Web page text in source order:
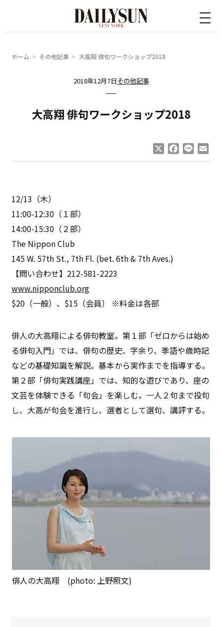
ホーム その他記事 大高翔 俳句ワークショップ2018
2018年12月7日その他記事
大高翔 俳句ワークショップ2018
Facebook
Line
12/13（木）
11:00-12:30（１部）
14:00-15:30（２部）
The Nippon Club
145 W. 57th St., 7th Fl. (bet. 6th & 7th Aves.)
【問い合わせ】212-581-2223
www.nipponclub.org
$20（一般）、$15（会員） ※料金は各部
俳人の大高翔による俳句教室。第１部「ゼロからは始め
る俳句入門」では、俳句の歴史、字余り、季語や歳時記
などの基礎知識を解説。基本から実作までを指導する。
第２部「俳句実践講座」では、知的な遊びであり、座の
文芸を体験できる「句会」を楽しむ。一人２句まで投句
し、大高が句会を進行し、選者として選句、講評する。
俳人の大高翔 (photo: 上野照文)